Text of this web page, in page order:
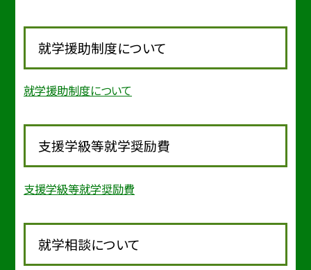
就学援助制度について
就学援助制度について
支援学級等就学奨励費
支援学級等就学奨励費
就学相談について